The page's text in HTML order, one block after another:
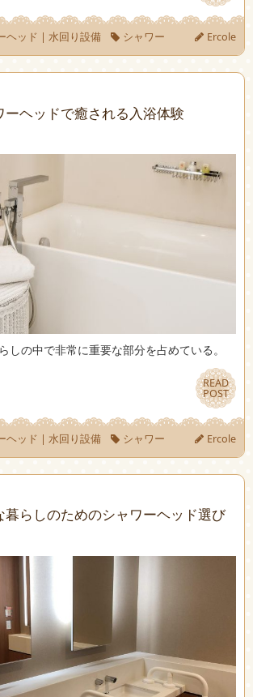
ヘッド | 水回り設備 シャワー Ercole
ーヘッドで癒される入浴体験
しの中で非常に重要な部分を占めている。
READ
POST
READ
POST
ヘッド | 水回り設備 シャワー Ercole
暮らしのためのシャワーヘッド選び